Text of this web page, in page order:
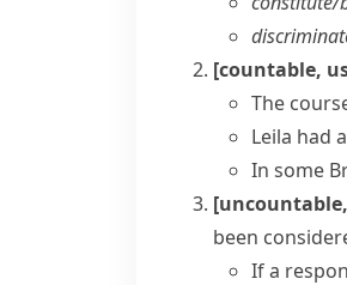
[countable,
The
Leila had
In some
been
If a